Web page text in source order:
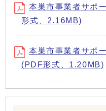
本巣市事業者サポ
形式、2.16MB)
本巣市事業者サポ
(PDF形式、1.20MB)